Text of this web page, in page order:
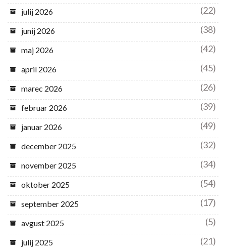
julij 2026 (22)
junij 2026 (38)
maj 2026 (42)
april 2026 (45)
marec 2026 (26)
februar 2026 (39)
januar 2026 (49)
december 2025 (32)
november 2025 (34)
oktober 2025 (54)
september 2025 (17)
avgust 2025 (5)
julij 2025 (21)